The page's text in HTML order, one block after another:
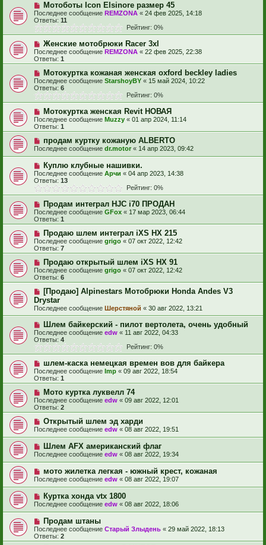
Мотоботы Icon Elsinore размер 45
Последнее сообщение REMZONA « 24 фев 2025, 14:18
Ответы: 11
Рейтинг: 0%
Женские мотобрюки Racer 3xl
Последнее сообщение REMZONA « 22 фев 2025, 22:38
Ответы: 1
Мотокуртка кожаная женская oxford beckley ladies
Последнее сообщение StarshoyBY « 15 май 2024, 10:22
Ответы: 6
Рейтинг: 0%
Мотокуртка женская Revit НОВАЯ
Последнее сообщение Muzzy « 01 апр 2024, 11:14
Ответы: 1
продам куртку кожаную ALBERTO
Последнее сообщение dr.motor « 14 апр 2023, 09:42
Куплю клубные нашивки.
Последнее сообщение Арчи « 04 апр 2023, 14:38
Ответы: 13
Рейтинг: 0%
Продам интеграл HJC i70 ПРОДАН
Последнее сообщение GFox « 17 мар 2023, 06:44
Ответы: 1
Продаю шлем интеграл iXS HX 215
Последнее сообщение grigo « 07 окт 2022, 12:42
Ответы: 7
Продаю открытый шлем iXS HX 91
Последнее сообщение grigo « 07 окт 2022, 12:42
Ответы: 6
[Продаю] Alpinestars Мотобрюки Honda Andes V3
Drystar
Последнее сообщение Шерстяной « 30 авг 2022, 13:21
Шлем байкерский - пилот вертолета, очень удобный
Последнее сообщение edw « 11 авг 2022, 04:33
Ответы: 4
Рейтинг: 0%
шлем-каска немецкая времен вов для байкера
Последнее сообщение Imp « 09 авг 2022, 18:54
Ответы: 1
Мото куртка луквелл 74
Последнее сообщение edw « 09 авг 2022, 12:01
Ответы: 2
Открытый шлем эд харди
Последнее сообщение edw « 08 авг 2022, 19:51
Шлем AFX американский флаг
Последнее сообщение edw « 08 авг 2022, 19:34
мото жилетка легкая - южный крест, кожаная
Последнее сообщение edw « 08 авг 2022, 19:07
Куртка хонда vtx 1800
Последнее сообщение edw « 08 авг 2022, 18:06
Продам штаны
Последнее сообщение Старый Злыдень « 29 май 2022, 18:13
Ответы: 2